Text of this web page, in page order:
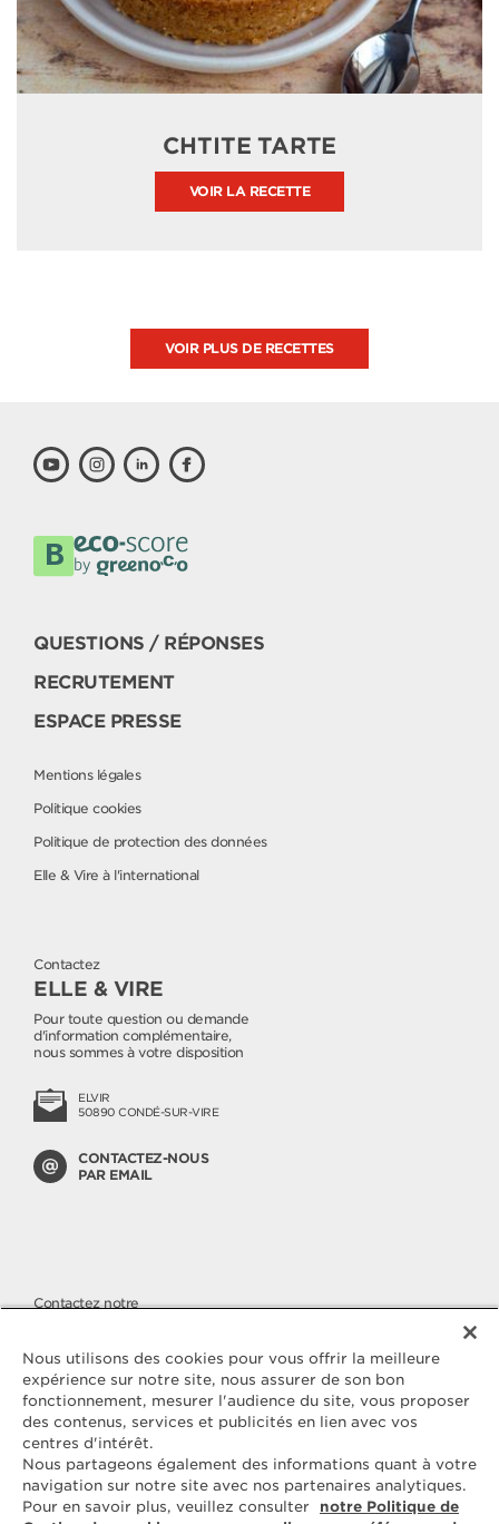
CHTITE TARTE
VOIR LA RECETTE
VOIR PLUS DE RECETTES
QUESTIONS / RÉPONSES
RECRUTEMENT
ESPACE PRESSE
Mentions légales
Politique cookies
Politique de protection des données
Elle & Vire à l'international
Contactez
ELLE & VIRE
Pour toute question ou demande
d'information complémentaire,
nous sommes à votre disposition
ELVIR
50890 CONDÉ-SUR-VIRE
CONTACTEZ-NOUS
PAR EMAIL
Contactez notre
Nous apportons une attention
toute particulière à la qualité de
nos produits, malgré cela si vous
avez des questions ou une
réclamation à nous faire parvenir,
vous pouvez nous joindre sur
notre numéro cristal.
N° CRISTAL 09 69 39 54 09
Nous utilisons des cookies pour vous offrir la meilleure
expérience sur notre site, nous assurer de son bon
fonctionnement, mesurer l'audience du site, vous proposer
des contenus, services et publicités en lien avec vos
centres d'intérêt.
Nous partageons également des informations quant à votre
navigation sur notre site avec nos partenaires analytiques.
Pour en savoir plus, veuillez consulter
notre Politique de